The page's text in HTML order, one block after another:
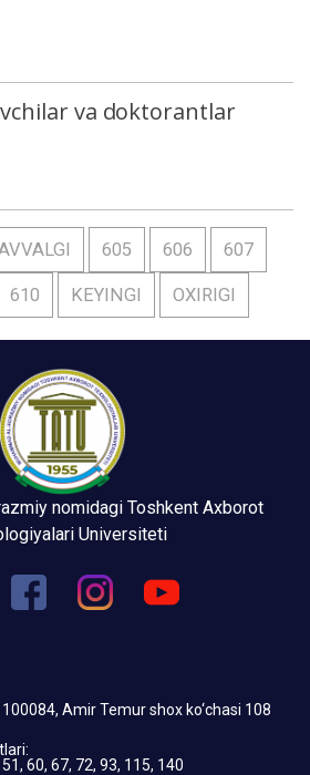
va doktorantlar
605 606 607
610 KEYINGI OXIRIGI
nomidagi Toshkent Axborot
Universiteti
Amir Temur shox ko‘chasi 108
60, 67, 72, 93, 115, 140